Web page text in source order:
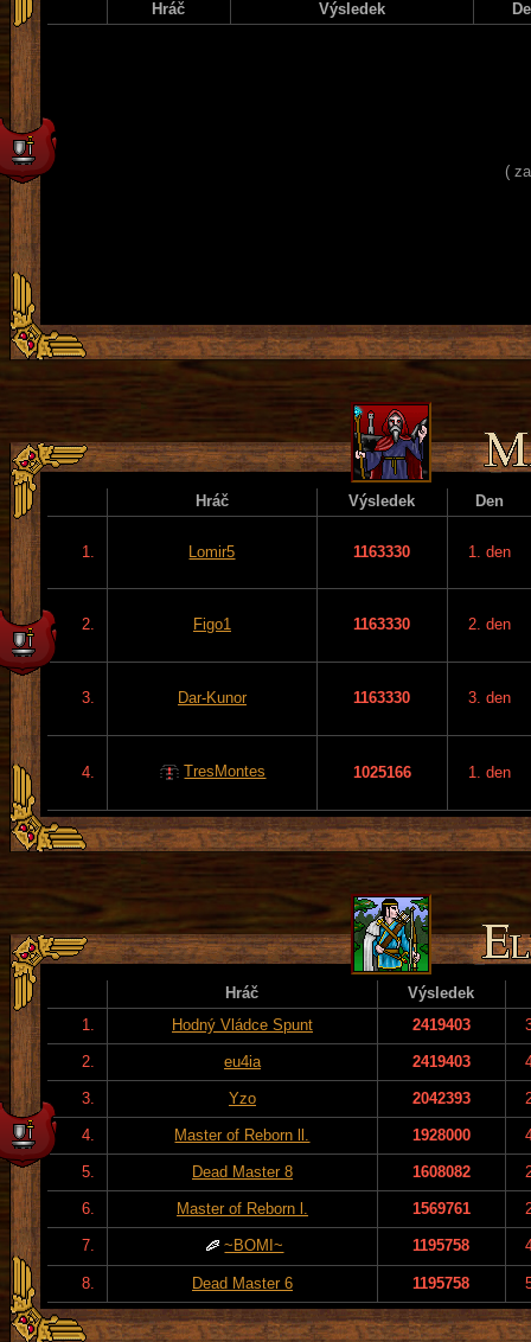
Hráč Výsledek
(
Hráč Výsledek Den
1. Lomir5 1163330 1. den
2. Figo1 1163330 2. den
3. Dar-Kunor 1163330 3. den
4. TresMontes 1025166 1. den
Hráč
Výsledek
1.
Hodný Vládce Spunt 2419403
2. eu4ia 2419403
3. Yzo 2042393
4. Master of Reborn ll. 1928000
5. Dead Master 8 1608082
6. Master of Reborn l. 1569761
7. ~BOMI~ 1195758
8. Dead Master 6 1195758